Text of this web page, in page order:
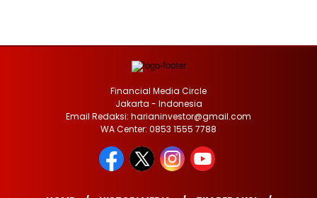
Financial Media Circle
Jakarta - Indonesia
Email Redaksi: harianinvestor@gmail.com
WA Center: 0853 1555 7788